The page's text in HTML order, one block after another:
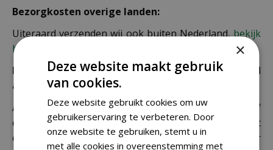
Bezorgkosten overige landen:
Uiteraard verzenden wij ook buiten Nederland,bekijk
hier de verzendkosten.
Let op: extra kosten bij niet ophalen of verkeerd
adres
Als je je pakket niet ophaalt bij een PostNL-punt of
een verkeerd afleveradres invult, zijn wij genoodzaakt
extra kosten in rekening te brengen. Controleer
×
Deze website maakt gebruik
van cookies.
Deze website gebruikt cookies om uw
gebruikerservaring te verbeteren. Door
onze website te gebruiken, stemt u in
met alle cookies in overeenstemming met